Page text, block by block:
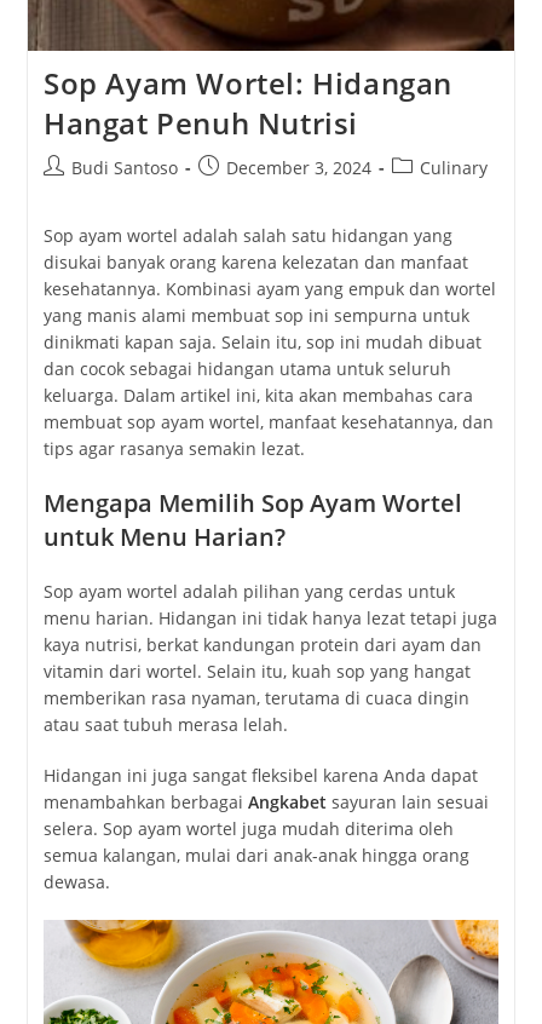
Sop Ayam Wortel: Hidangan
Hangat Penuh Nutrisi
PostBudi Santoso
PostDecember 3, 2024
PostCulinary
Sop ayam wortel adalah salah satu hidangan yang
disukai banyak orang karena kelezatan dan manfaat
kesehatannya. Kombinasi ayam yang empuk dan wortel
yang manis alami membuat sop ini sempurna untuk
dinikmati kapan saja. Selain itu, sop ini mudah dibuat
dan cocok sebagai hidangan utama untuk seluruh
keluarga. Dalam artikel ini, kita akan membahas cara
membuat sop ayam wortel, manfaat kesehatannya, dan
tips agar rasanya semakin lezat.
Mengapa Memilih Sop Ayam Wortel
untuk Menu Harian?
Sop ayam wortel adalah pilihan yang cerdas untuk
menu harian. Hidangan ini tidak hanya lezat tetapi juga
kaya nutrisi, berkat kandungan protein dari ayam dan
vitamin dari wortel. Selain itu, kuah sop yang hangat
memberikan rasa nyaman, terutama di cuaca dingin
atau saat tubuh merasa lelah.
Hidangan ini juga sangat fleksibel karena Anda dapat
menambahkan berbagai Angkabet sayuran lain sesuai
selera. Sop ayam wortel juga mudah diterima oleh
semua kalangan, mulai dari anak-anak hingga orang
dewasa.